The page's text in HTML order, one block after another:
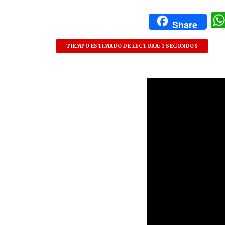
Share
TIEMPO ESTIMADO DE LECTURA: 1 SEGUNDOS